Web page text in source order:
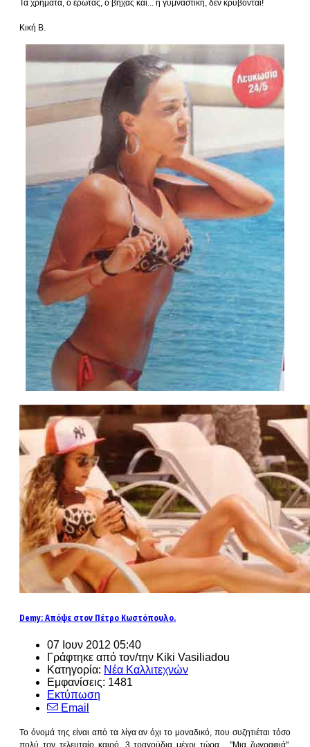
Τα χρήματα, ο έρωτας, ο βήχας και... η γυμναστική, δεν κρύβονται!
Κική Β.
Demy: Απόψε στον Πέτρο Κωστόπουλο.
07 Ιουν 2012 05:40
Γράφτηκε από τον/την Kiki Vasiliadou
Κατηγορία: Νέα Καλλιτεχνών
Εμφανίσεις: 1481
Εκτύπωση
Email
Το όνομά της είναι από τα λίγα αν όχι το μοναδικό, που συζητιέται τόσο